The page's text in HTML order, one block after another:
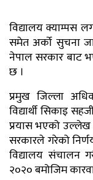
विद्यालय क्याम्पस
समेत अर्को सुचना
नेपाल सरकार बाट
छ ।
प्रमुख जिल्ला
विद्यार्थी सिकाइ
प्रयास भएको उल्लेख
सरकारले गरेको
विद्यालय संचालन
२०२० बमोजिम